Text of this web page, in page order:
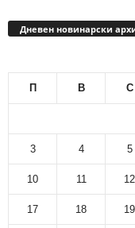
Дневен новинарски
П В С
3 4 5
10 11 12
17 18 19